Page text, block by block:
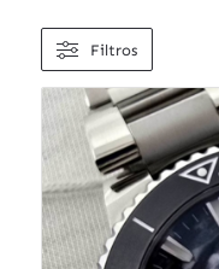
Filtros